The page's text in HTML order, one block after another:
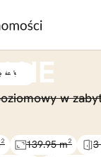
w
139.95 m²
3